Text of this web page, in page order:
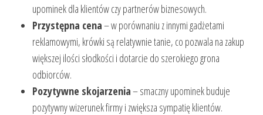
upominek dla klientów czy partnerów biznesowych.
Przystępna cena– w porównaniu z innymi gadżetami
reklamowymi, krówki są relatywnie tanie, co pozwala na zakup
większej ilości słodkości i dotarcie do szerokiego grona
odbiorców.
Pozytywne skojarzenia– smaczny upominek buduje
pozytywny wizerunek firmy i zwiększa sympatię klientów.